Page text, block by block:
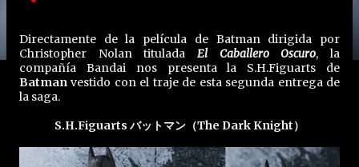
Directamente de la película de Batman dirigida por
Christopher Nolan titulada El Caballero Oscuro, la
compañía Bandai nos presenta la S.H.Figuarts de
Batmanvestido con el traje de esta segunda entrega de
la saga.
S.H.Figuarts バットマン（The Dark Knight）